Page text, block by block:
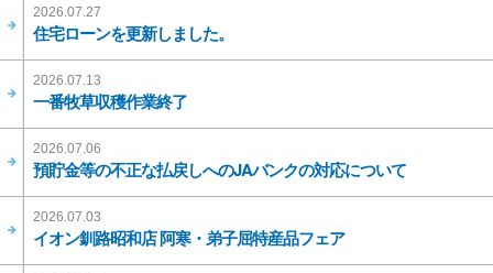
2026.07.27
住宅ローンを更新しました。
2026.07.13
一番牧草収穫作業終了
2026.07.06
預貯金等の不正な払戻しへのJAバンクの対応について
2026.07.03
イオン釧路昭和店 阿寒・弟子屈特産品フェア